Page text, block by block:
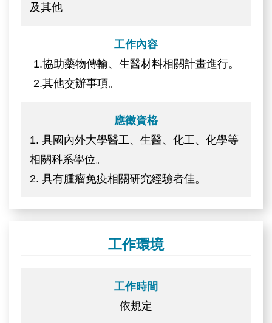
及其他
工作內容
1.協助藥物傳輸、生醫材料相關計畫進行。
2.其他交辦事項。
應徵資格
1. 具國內外大學醫工、生醫、化工、化學等
相關科系學位。
2. 具有腫瘤免疫相關研究經驗者佳。
工作環境
工作時間
依規定